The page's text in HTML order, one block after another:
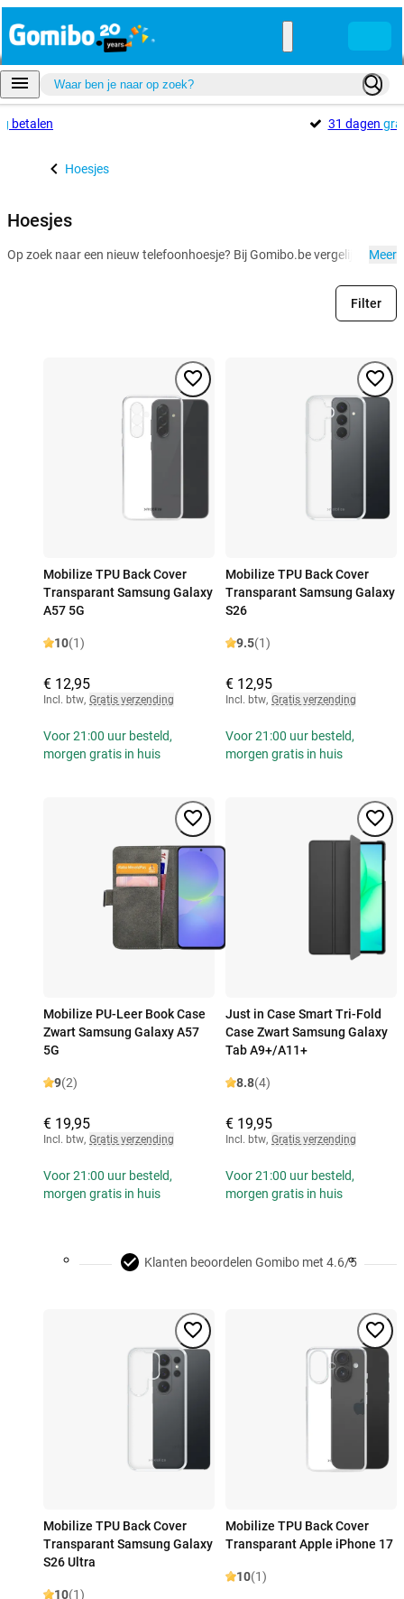
betalen 31 dagen
Hoesjes
Hoesjes
Op zoek naar een nieuw telefoonhoesje? Bij Gomibo.be vergelijk jeMeer
Filter
Mobilize TPU Back Cover
Transparant Samsung Galaxy
A57 5G
10(1)
€ 12,95
Incl. btw, Gratis verzending
Voor 21:00 uur besteld,
morgen gratis in huis
Mobilize TPU Back Cover
Transparant Samsung Galaxy
S26
9.5(1)
€ 12,95
Incl. btw, Gratis verzending
Voor 21:00 uur besteld,
morgen gratis in huis
Mobilize PU-Leer Book Case
Zwart Samsung Galaxy A57
5G
9(2)
€ 19,95
Incl. btw, Gratis verzending
Voor 21:00 uur besteld,
morgen gratis in huis
Just in Case Smart Tri-Fold
Case Zwart Samsung Galaxy
Tab A9+/A11+
8.8(4)
€ 19,95
Incl. btw, Gratis verzending
Voor 21:00 uur besteld,
morgen gratis in huis
Klanten beoordelen Gomibo met 4.6/5
Mobilize TPU Back Cover
Transparant Samsung Galaxy
S26 Ultra
10(1)
Mobilize TPU Back Cover
Transparant Apple iPhone 17
10(1)